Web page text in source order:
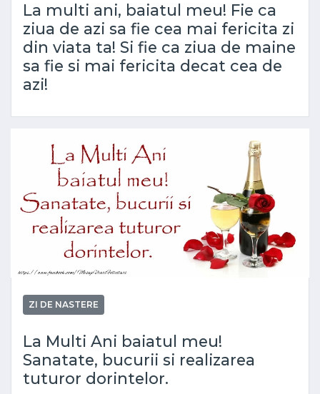
La multi ani, baiatul meu! Fie ca
ziua de azi sa fie cea mai fericita zi
din viata ta! Si fie ca ziua de maine
sa fie si mai fericita decat cea de
azi!
ZI DE NASTERE
La Multi Ani baiatul meu!
Sanatate, bucurii si realizarea
tuturor dorintelor.